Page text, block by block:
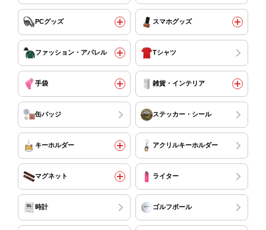
PCグッズ スマホグッズ
ファッション・アパレル Tシャツ
手袋 雑貨・インテリア
缶バッジ ステッカー・シール
キーホルダー アクリルキーホルダー
マグネット ライター
時計 ゴルフボール